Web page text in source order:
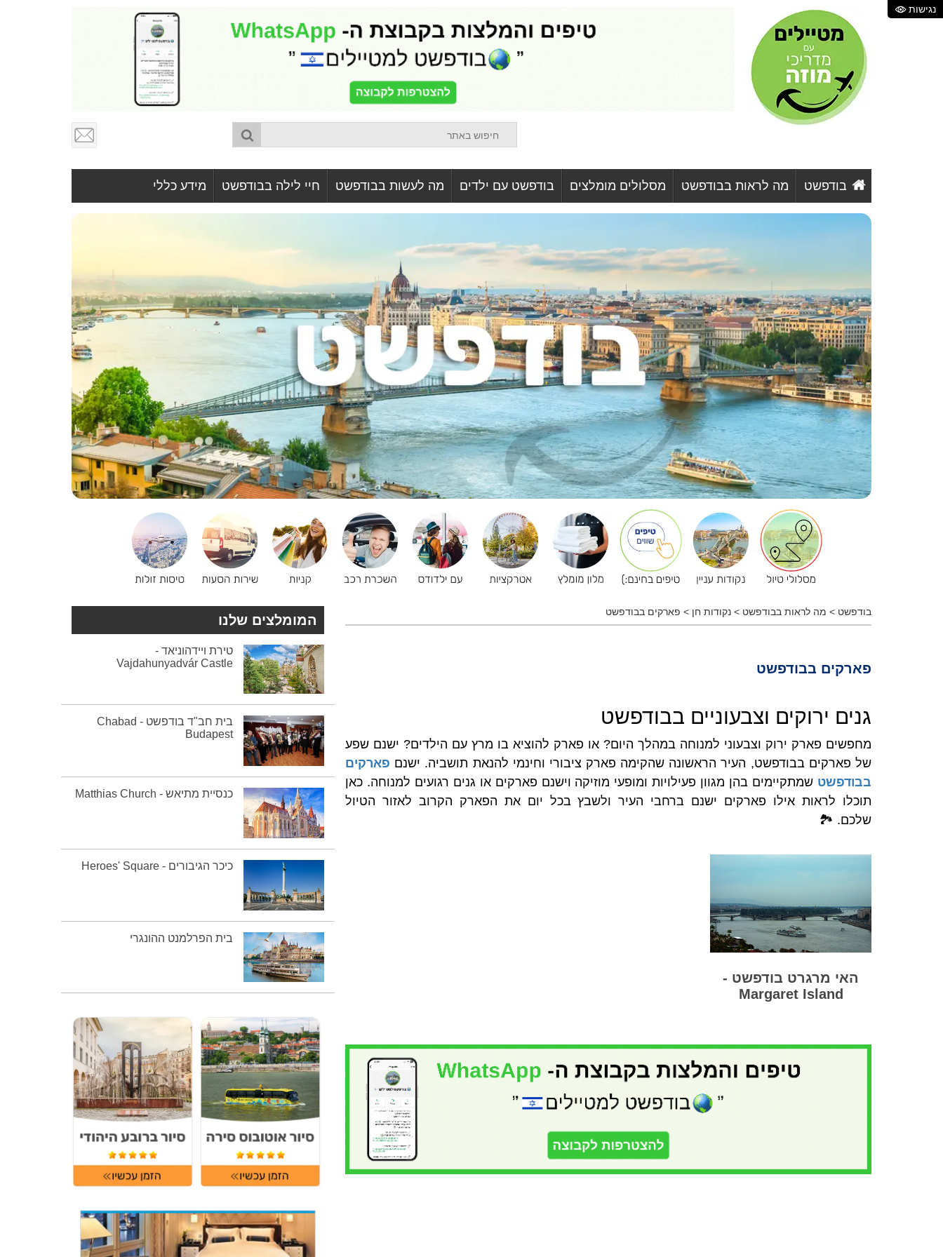
בודפשט מה לראות בבודפשט מסלולים מומלצים בודפשט עם ילדים מה לעשות בבודפשט חיי לילה בבודפשט מידע כללי
בודפשט > מה לראות בבודפשט > נקודות חן > פארקים בבודפשט
פארקים בבודפשט
גנים ירוקים וצבעוניים בבודפשט
מחפשים פארק ירוק וצבעוני למנוחה במהלך היום? או פארק להוציא בו מרץ עם הילדים? ישנם שפע
של פארקים בבודפשט, העיר הראשונה שהקימה פארק ציבורי וחינמי להנאת תושביה. ישנם פארקים
בבודפשט שמתקיימים בהן מגוון פעילויות ומופעי מוזיקה וישנם פארקים או גנים רגועים למנוחה. כאן
תוכלו לראות אילו פארקים ישנם ברחבי העיר ולשבץ בכל יום את הפארק הקרוב לאזור הטיול
שלכם. 🏞️
האי מרגרט בודפשט -
Margaret Island
המומלצים שלנו
טירת ויידהוניאד -
Vajdahunyadvár Castle
בית חב"ד בודפשט - Chabad
Budapest
כנסיית מתיאש - Matthias Church
כיכר הגיבורים - Heroes' Square
בית הפרלמנט ההונגרי
נגישות